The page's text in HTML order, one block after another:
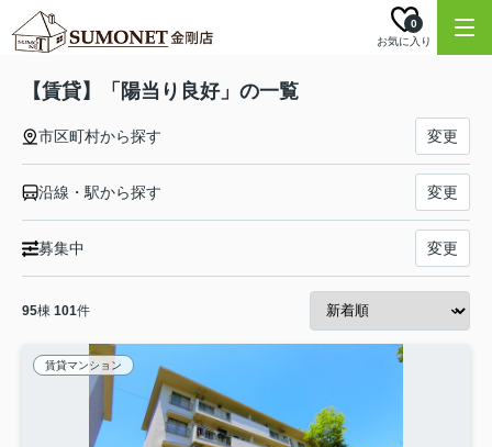
お気に入り
0
【賃貸】「陽当り良好」の一覧
市区町村から探す 変更
沿線・駅から探す 変更
募集中 変更
95棟 101件
賃貸マンション